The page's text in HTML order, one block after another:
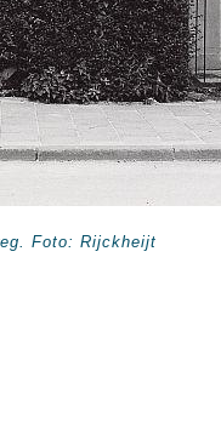
Foto: Rijckheijt